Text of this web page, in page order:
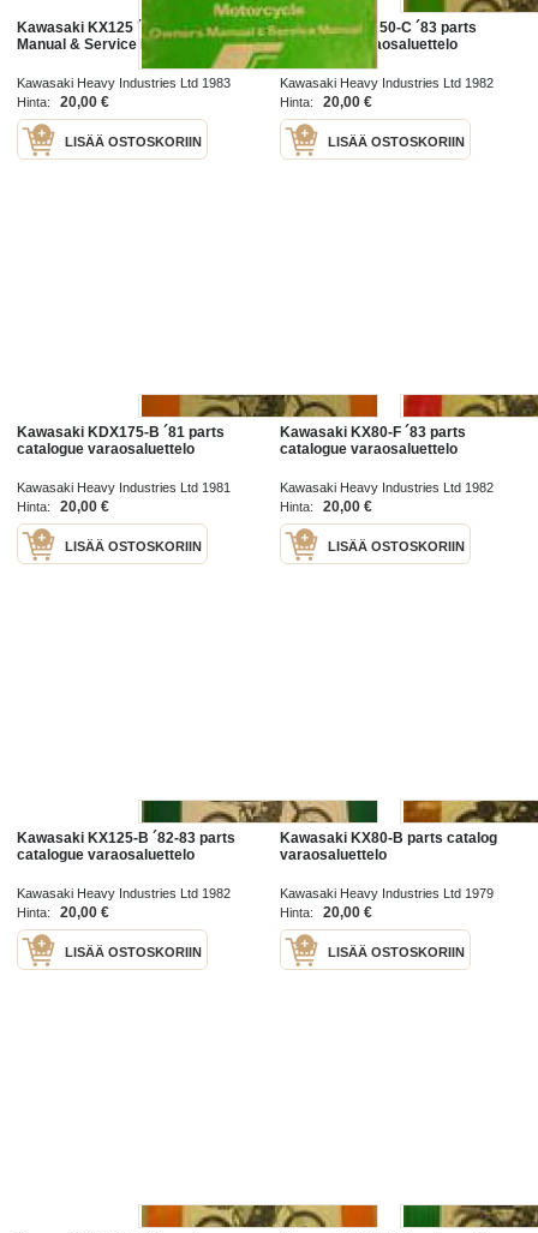
Kawasaki KX125 ´83 Owner´s
Manual & Service Manual
Kawasaki Heavy Industries Ltd 1983
Hinta:
20,00 €
LISÄÄ OSTOSKORIIN
Kawasaki KX250-C ´83 parts
catalogue varaosaluettelo
Kawasaki Heavy Industries Ltd 1982
Hinta:
20,00 €
LISÄÄ OSTOSKORIIN
Kawasaki KDX175-B ´81 parts
catalogue varaosaluettelo
Kawasaki Heavy Industries Ltd 1981
Hinta:
20,00 €
LISÄÄ OSTOSKORIIN
Kawasaki KX80-F ´83 parts
catalogue varaosaluettelo
Kawasaki Heavy Industries Ltd 1982
Hinta:
20,00 €
LISÄÄ OSTOSKORIIN
Kawasaki KX125-B ´82-83 parts
catalogue varaosaluettelo
Kawasaki Heavy Industries Ltd 1982
Hinta:
20,00 €
LISÄÄ OSTOSKORIIN
Kawasaki KX80-B parts catalog
varaosaluettelo
Kawasaki Heavy Industries Ltd 1979
Hinta:
20,00 €
LISÄÄ OSTOSKORIIN